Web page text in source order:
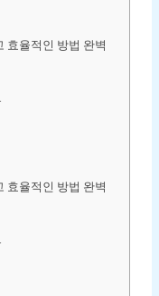
효율적인 방법 완벽
효율적인 방법 완벽